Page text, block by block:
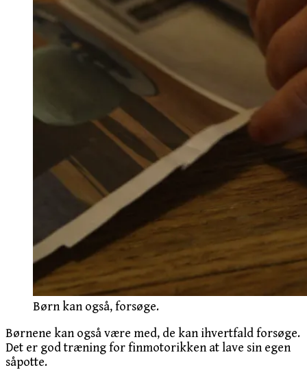
Børn kan også, forsøge.
Børnene kan også være med, de kan ihvertfald forsøge.
Det er god træning for finmotorikken at lave sin egen
såpotte.